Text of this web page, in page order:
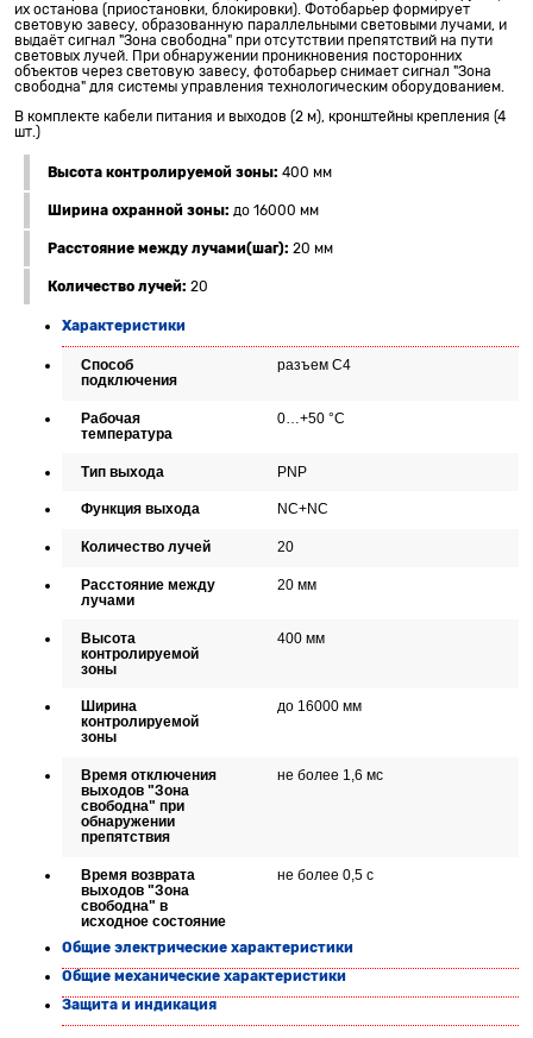
их останова (приостановки, блокировки). Фотобарьер формирует
световую завесу, образованную параллельными световыми лучами, и
выдаёт сигнал "Зона свободна" при отсутствии препятствий на пути
световых лучей. При обнаружении проникновения посторонних
объектов через световую завесу, фотобарьер снимает сигнал "Зона
свободна" для системы управления технологическим оборудованием.
В комплекте кабели питания и выходов (2 м), кронштейны крепления (4
шт.)
Высота контролируемой зоны: 400 мм
Ширина охранной зоны: до 16000 мм
Расстояние между лучами(шаг): 20 мм
Количество лучей: 20
Характеристики
Способ
подключения
разъем С4
Рабочая
температура
0…+50 °C
Тип выхода PNP
Функция выхода NC+NC
Количество лучей 20
Расстояние между
лучами
20 мм
Высота
контролируемой
зоны
400 мм
Ширина
контролируемой
зоны
до 16000 мм
Время отключения
выходов "Зона
свободна" при
обнаружении
препятствия
не более 1,6 мс
Время возврата
выходов "Зона
свободна" в
исходное состояние
не более 0,5 с
Общие электрические характеристики
Общие механические характеристики
Защита и индикация